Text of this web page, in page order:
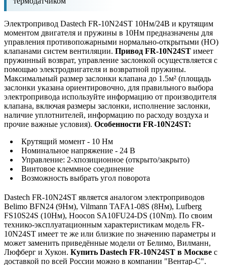
Электропривод Dastech FR-10N24ST 10Нм/24В и крутящим
моментом двигателя и пружины в 10Нм предназначены для
управления противопожарными нормально-открытыми (НО)
клапанами систем вентиляции. Привод FR-10N24ST имеет
пружинный возврат, управление заслонкой осуществляется с
помощью электродвигателя и возвратной пружины.
Максимальный размер заслонки клапана до 1.5м² (площадь
заслонки указана ориентировочно, для правильного выбора
электропривода используйте информацию от производителя
клапана, включая размеры заслонки, исполнение заслонки,
наличие уплотнителей, информацию по расходу воздуха и
прочие важные условия). Особенности FR-10N24ST:
Крутящий момент - 10 Нм
Номинальное напряжение - 24 В
Управление: 2-хпозиционное (открыто/закрыто)
Винтовое клеммное соединение
Возможность выбрать угол поворота
Dastech FR-10N24ST является аналогом электроприводов
Belimo BFN24 (9Нм), Vilmann TAFA1-08S (8Нм), Lufberg
FS10S24S (10Нм), Hoocon SA10FU24-DS (10Nm). По своим
технико-эксплуатационным характеристикам модель FR-
10N24ST имеет те же или близкие по значению параметры и
может заменить приведённые модели от Белимо, Вилманн,
Люфберг и Хукон. Купить Dastech FR-10N24ST в Москве с
доставкой по всей России можно в компании "Вентар-С".